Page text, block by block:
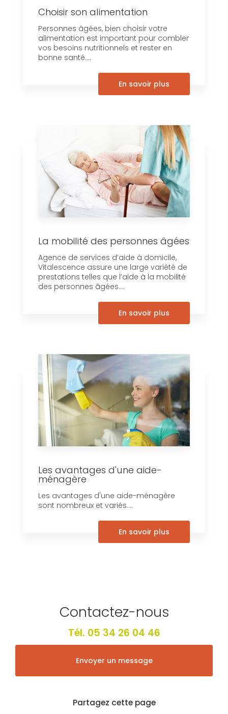
Choisir son alimentation
Personnes âgées, bien choisir votre
alimentation est important pour combler
vos besoins nutritionnels et rester en
bonne santé....
En savoir plus
La mobilité des personnes âgées
Agence de services d’aide à domicile,
Vitalescence assure une large variété de
prestations telles que l’aide à la mobilité
des personnes âgées....
En savoir plus
Les avantages d'une aide-
ménagère
Les avantages d'une aide-ménagère
sont nombreux et variés....
En savoir plus
Contactez-nous
Tél. 05 34 26 04 46
Envoyer un message
Partagez cette page